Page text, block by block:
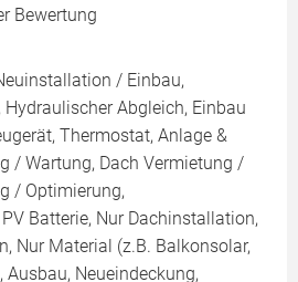
Bewertung
/ Einbau,
Abgleich, Einbau
Thermostat, Anlage &
/ Wartung, Dach Vermietung /
/ Optimierung,
Batterie, Nur Dachinstallation,
Nur Material (z.B. Balkonsolar,
Ausbau, Neueindeckung,